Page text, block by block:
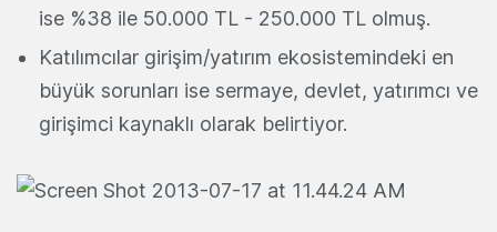
ise %38 ile 50.000 TL - 250.000 TL olmuş.
Katılımcılar girişim/yatırım ekosistemindeki en
büyük sorunları ise sermaye, devlet, yatırımcı ve
girişimci kaynaklı olarak belirtiyor.